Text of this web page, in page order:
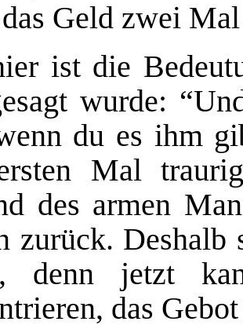
Geld zwei
ist die
wurde:
du es ihm
Mal
des armen
zurück.
denn jetzt
das